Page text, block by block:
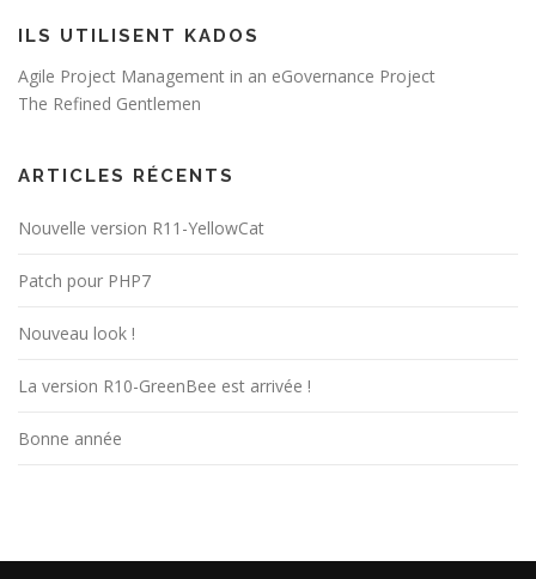
ILS UTILISENT KADOS
Agile Project Management in an eGovernance Project
The Refined Gentlemen
ARTICLES RÉCENTS
Nouvelle version R11-YellowCat
Patch pour PHP7
Nouveau look !
La version R10-GreenBee est arrivée !
Bonne année